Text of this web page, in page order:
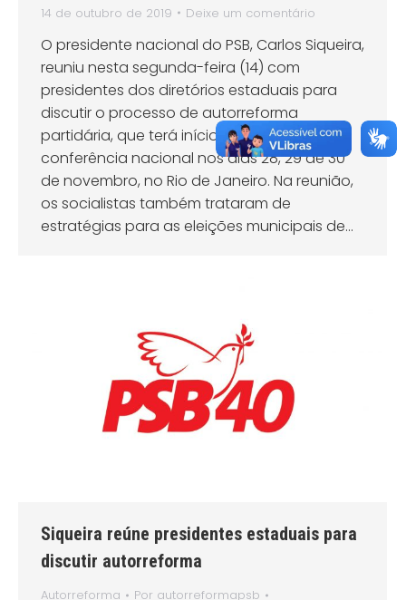
14 de outubro de 2019
Deixe um comentário
O presidente nacional do PSB, Carlos Siqueira,
reuniu nesta segunda-feira (14) com
presidentes dos diretórios estaduais para
discutir o processo de autorreforma
partidária, que terá início com uma
conferência nacional nos dias 28, 29 de 30
de novembro, no Rio de Janeiro. Na reunião,
os socialistas também trataram de
estratégias para as eleições municipais de…
Siqueira reúne presidentes estaduais para
discutir autorreforma
Autorreforma Por autorreformapsb